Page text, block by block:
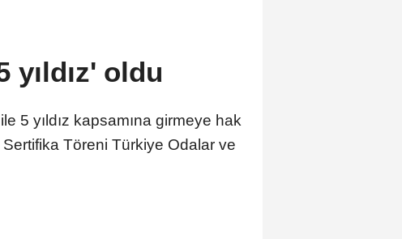
yıldız' oldu
5 yıldız kapsamına girmeye hak
Töreni Türkiye Odalar ve